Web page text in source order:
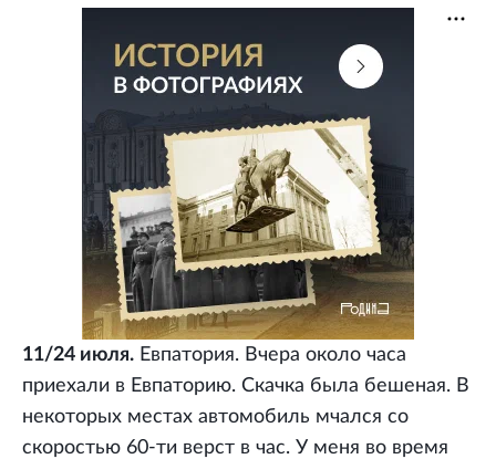
11/24 июля. Евпатория. Вчера около часа
приехали в Евпаторию. Скачка была бешеная. В
некоторых местах автомобиль мчался со
скоростью 60-ти верст в час. У меня во время